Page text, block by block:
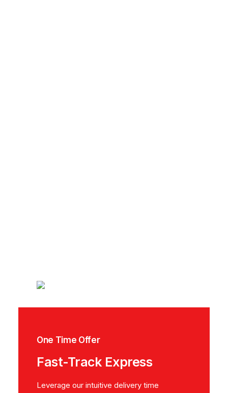
One Time Offer
Fast-Track Express
Leverage our intuitive delivery time